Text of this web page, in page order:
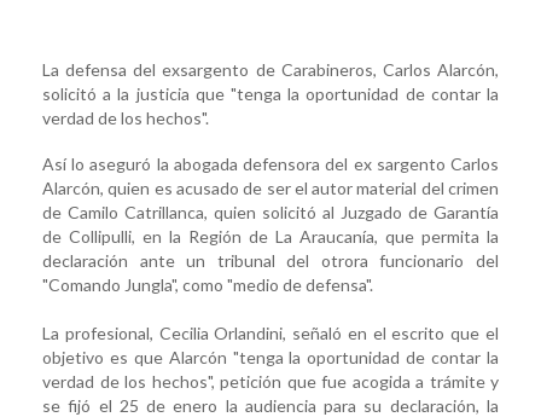
La defensa del exsargento de Carabineros, Carlos Alarcón,
solicitó a la justicia que "tenga la oportunidad de contar la
verdad de los hechos".
Así lo aseguró la abogada defensora del ex sargento Carlos
Alarcón, quien es acusado de ser el autor material del crimen
de Camilo Catrillanca, quien solicitó al Juzgado de Garantía
de Collipulli, en la Región de La Araucanía, que permita la
declaración ante un tribunal del otrora funcionario del
"Comando Jungla", como "medio de defensa".
La profesional, Cecilia Orlandini, señaló en el escrito que el
objetivo es que Alarcón "tenga la oportunidad de contar la
verdad de los hechos", petición que fue acogida a trámite y
se fijó el 25 de enero la audiencia para su declaración, la